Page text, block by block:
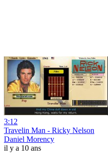
3:12
Travelin Man - Ricky Nelson
Daniel Morency
il y a 10 ans